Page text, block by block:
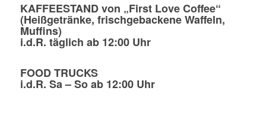
KAFFEESTAND von „First Love Coffee“
(Heißgetränke, frischgebackene Waffeln,
Muffins)
i.d.R. täglich ab 12:00 Uhr
FOOD TRUCKS
i.d.R. Sa – So ab 12:00 Uhr